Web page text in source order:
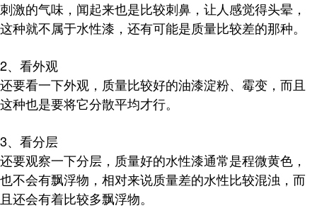
刺激的气味，闻起来也是比较刺鼻，让人感觉得头晕，
这种就不属于水性漆，还有可能是质量比较差的那种。
2、看外观
还要看一下外观，质量比较好的油漆淀粉、霉变，而且
这种也是要将它分散平均才行。
3、看分层
还要观察一下分层，质量好的水性漆通常是程微黄色，
也不会有飘浮物，相对来说质量差的水性比较混浊，而
且还会有着比较多飘浮物。